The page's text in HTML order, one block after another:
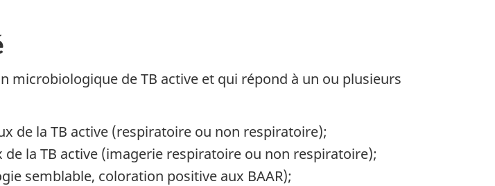
microbiologique de TB active et qui répond à un ou plusieurs
de la TB active (respiratoire ou non respiratoire);
la TB active (imagerie respiratoire ou non respiratoire);
semblable, coloration positive aux BAAR);